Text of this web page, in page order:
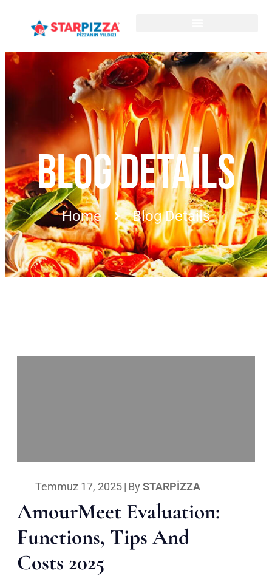
BLOG DETAILS
Home Blog Details
Temmuz 17, 2025| By STARPIZZA
AmourMeet Evaluation:
Functions, Tips And
Costs 2025